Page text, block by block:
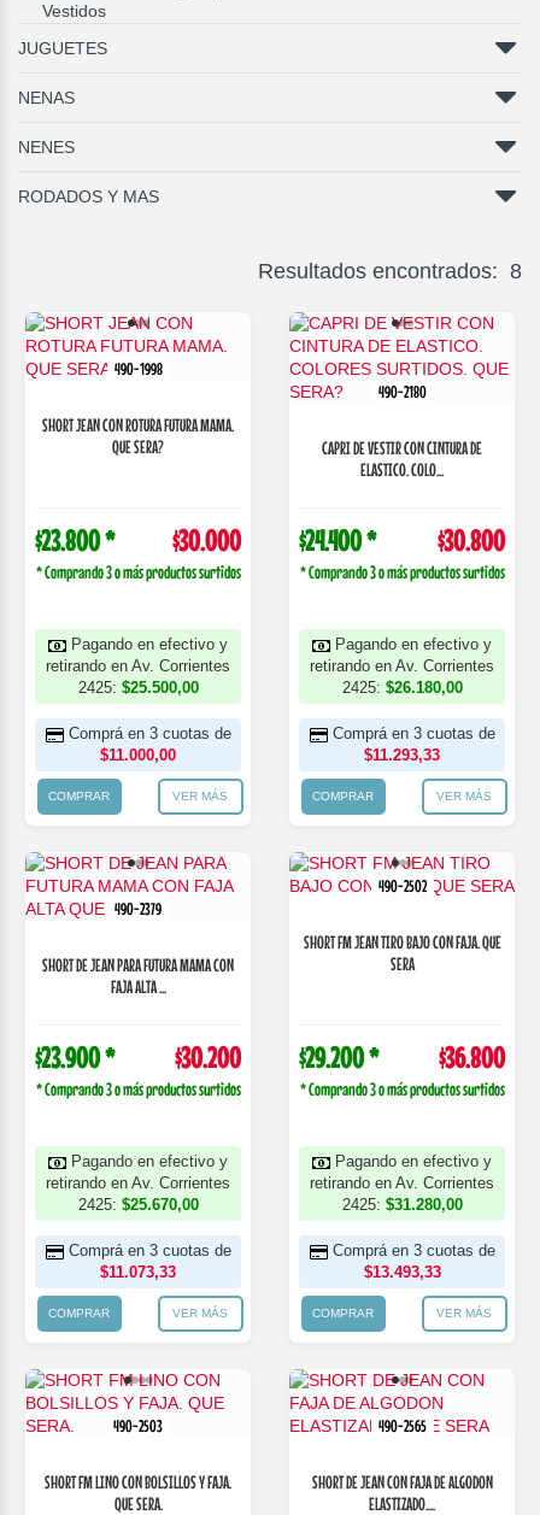
Vestidos
JUGUETES
NENAS
NENES
RODADOS Y MAS
Resultados encontrados: 8
490-1998
SHORT JEAN CON ROTURA FUTURA MAMA.
QUE SERA?
$23.800 * $30.000
* Comprando 3 o más productos surtidos
Pagando en efectivo y
retirando en Av. Corrientes
2425: $25.500,00
Comprá en 3 cuotas de
$11.000,00
COMPRAR VER MÁS
490-2180
CAPRI DE VESTIR CON CINTURA DE
ELASTICO. COLO...
$24.400 * $30.800
* Comprando 3 o más productos surtidos
Pagando en efectivo y
retirando en Av. Corrientes
2425: $26.180,00
Comprá en 3 cuotas de
$11.293,33
COMPRAR VER MÁS
490-2379
SHORT DE JEAN PARA FUTURA MAMA CON
FAJA ALTA ...
$23.900 * $30.200
* Comprando 3 o más productos surtidos
Pagando en efectivo y
retirando en Av. Corrientes
2425: $25.670,00
Comprá en 3 cuotas de
$11.073,33
COMPRAR VER MÁS
490-2502
SHORT FM JEAN TIRO BAJO CON FAJA. QUE
SERA
$29.200 * $36.800
* Comprando 3 o más productos surtidos
Pagando en efectivo y
retirando en Av. Corrientes
2425: $31.280,00
Comprá en 3 cuotas de
$13.493,33
COMPRAR VER MÁS
490-2503
SHORT FM LINO CON BOLSILLOS Y FAJA.
QUE SERA.
490-2565
SHORT DE JEAN CON FAJA DE ALGODON
ELASTIZADO....